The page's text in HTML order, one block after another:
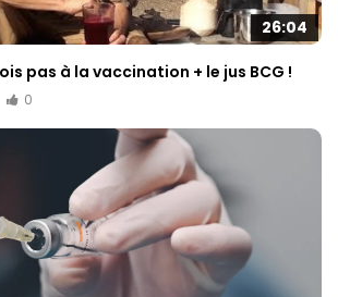
26:04
pas à la vaccination + le jus BCG !
0